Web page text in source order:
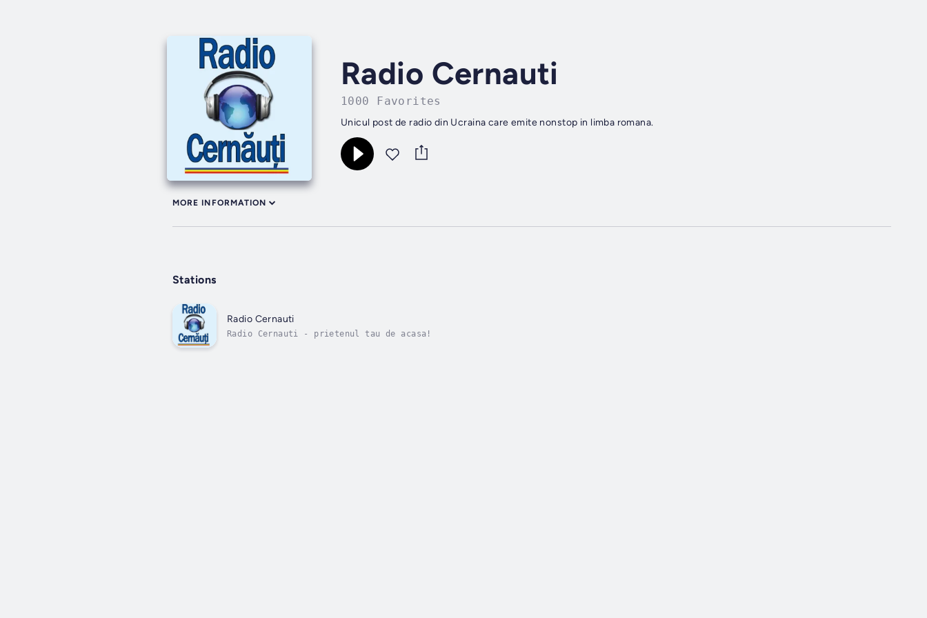
Radio Cernauti
1000 Favorites
Unicul post de radio din Ucraina care emite nonstop in limba romana.
MORE INFORMATION
Stations
Radio Cernauti
Radio Cernauti - prietenul tau de acasa!